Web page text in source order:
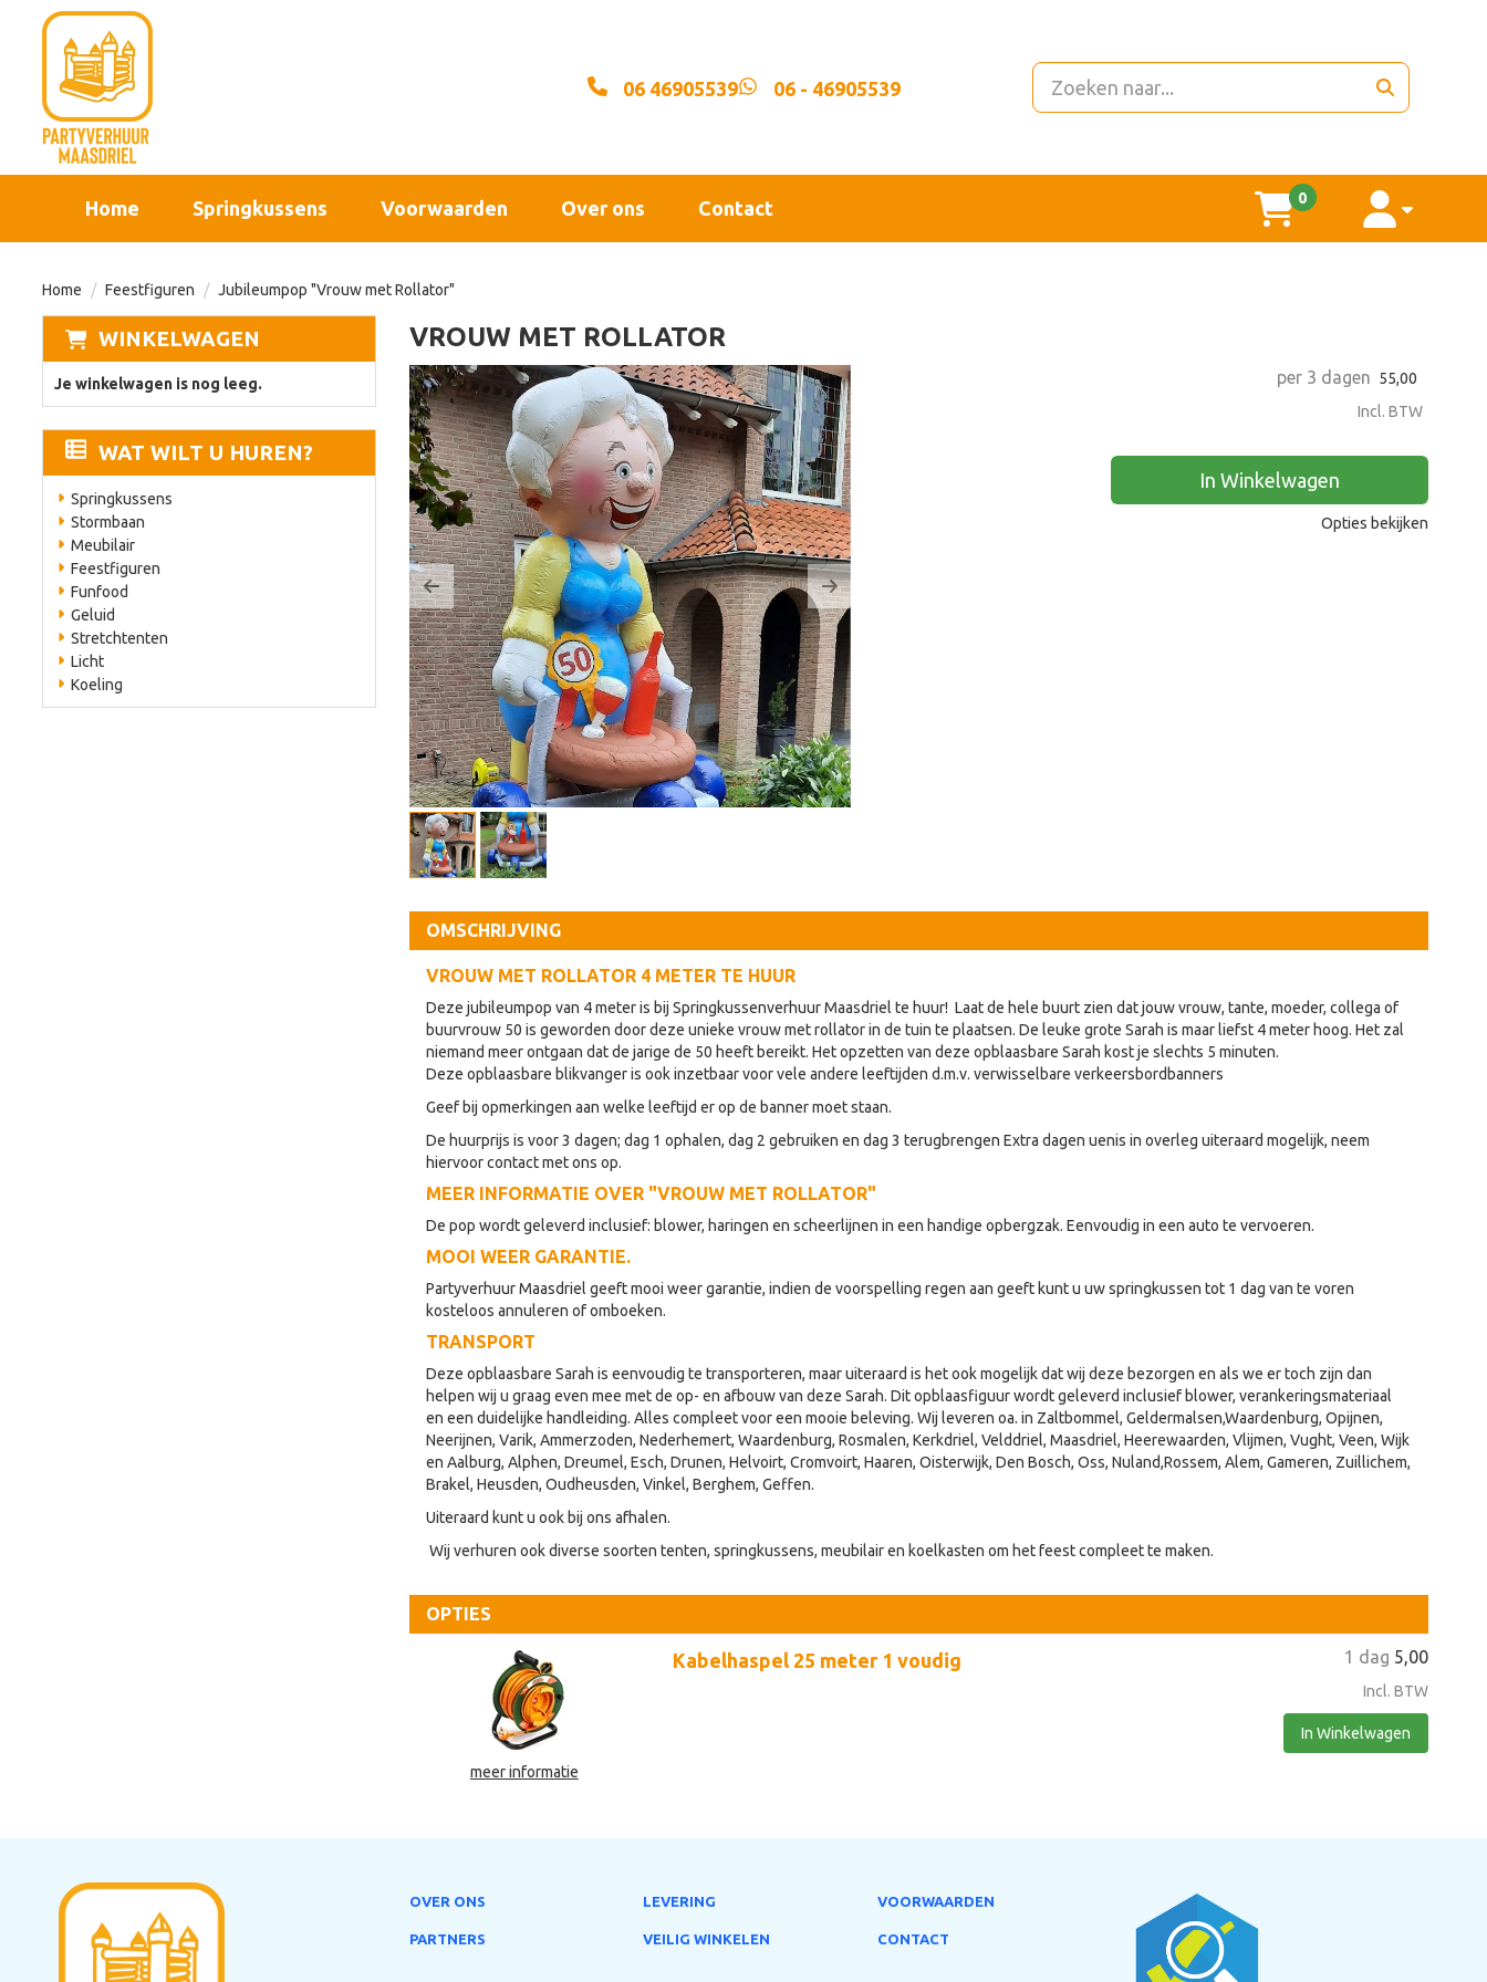
06 46905539 06 - 46905539 zoeken
Home Springkussens Voorwaarden Over ons Contact winkelwagen
0
account
sluiten
Home
Over ons
zoeken
Home Feestfiguren Jubileumpop "Vrouw met Rollator"
WINKELWAGEN
Je winkelwagen is nog leeg.
WAT WILT U HUREN?
Springkussens
Stormbaan
Meubilair
Feestfiguren
Funfood
Geluid
Stretchtenten
Licht
Koeling
VROUW MET ROLLATOR
Previous Next
per 3 dagen 55,00
Incl. BTW
In Winkelwagen
Opties bekijken
OMSCHRIJVING
VROUW MET ROLLATOR 4 METER TE HUUR
Deze jubileumpop van 4 meter is bij Springkussenverhuur Maasdriel te huur! Laat de hele buurt zien dat jouw vrouw, tante, moeder, collega of
buurvrouw 50 is geworden door deze unieke vrouw met rollator in de tuin te plaatsen. De leuke grote Sarah is maar liefst 4 meter hoog. Het zal
niemand meer ontgaan dat de jarige de 50 heeft bereikt. Het opzetten van deze opblaasbare Sarah kost je slechts 5 minuten.
Deze opblaasbare blikvanger is ook inzetbaar voor vele andere leeftijden d.m.v. verwisselbare verkeersbordbanners
Geef bij opmerkingen aan welke leeftijd er op de banner moet staan.
De huurprijs is voor 3 dagen; dag 1 ophalen, dag 2 gebruiken en dag 3 terugbrengen Extra dagen uenis in overleg uiteraard mogelijk, neem
hiervoor contact met ons op.
MEER INFORMATIE OVER "VROUW MET ROLLATOR"
De pop wordt geleverd inclusief: blower, haringen en scheerlijnen in een handige opbergzak. Eenvoudig in een auto te vervoeren.
MOOI WEER GARANTIE.
Partyverhuur Maasdriel geeft mooi weer garantie, indien de voorspelling regen aan geeft kunt u uw springkussen tot 1 dag van te voren
kosteloos annuleren of omboeken.
TRANSPORT
Deze opblaasbare Sarah is eenvoudig te transporteren, maar uiteraard is het ook mogelijk dat wij deze bezorgen en als we er toch zijn dan
helpen wij u graag even mee met de op- en afbouw van deze Sarah. Dit opblaasfiguur wordt geleverd inclusief blower, verankeringsmateriaal
en een duidelijke handleiding. Alles compleet voor een mooie beleving. Wij leveren oa. in Zaltbommel, Geldermalsen,Waardenburg, Opijnen,
Neerijnen, Varik, Ammerzoden, Nederhemert, Waardenburg, Rosmalen, Kerkdriel, Velddriel, Maasdriel, Heerewaarden, Vlijmen, Vught, Veen, Wijk
en Aalburg, Alphen, Dreumel, Esch, Drunen, Helvoirt, Cromvoirt, Haaren, Oisterwijk, Den Bosch, Oss, Nuland,Rossem, Alem, Gameren, Zuillichem,
Brakel, Heusden, Oudheusden, Vinkel, Berghem, Geffen.
Uiteraard kunt u ook bij ons afhalen.
Wij verhuren ook diverse soorten tenten, springkussens, meubilair en koelkasten om het feest compleet te maken.
OPTIES
meer informatie
1 dag 5,00
Incl. BTW
In Winkelwagen
Kabelhaspel 25 meter 1 voudig
OVER ONS
PARTNERS
LEVERING
VEILIG WINKELEN
VOORWAARDEN
CONTACT